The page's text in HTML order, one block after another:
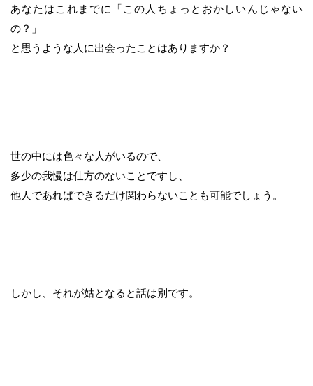
あなたはこれまでに「この人ちょっとおかしいんじゃない
の？」
と思うような人に出会ったことはありますか？
世の中には色々な人がいるので、
多少の我慢は仕方のないことですし、
他人であればできるだけ関わらないことも可能でしょう。
しかし、それが姑となると話は別です。